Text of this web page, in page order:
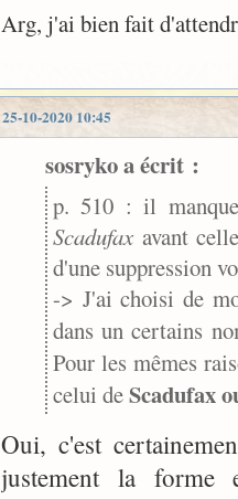
Arg, j'ai bien fait
25-10-2020 10:45
sosryko a écrit :
p. 510 : il
Scadufax avant
d'une suppression
-> J'ai choisi de
dans un certains
Pour les mêmes
celui deScadufax
Oui, c'est
justement la forme